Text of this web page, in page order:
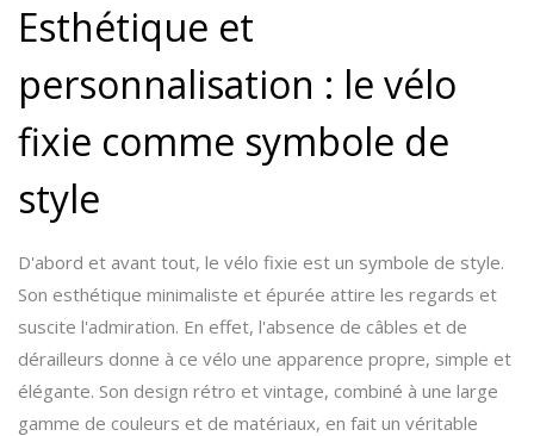
Esthétique et
personnalisation : le vélo
fixie comme symbole de
style
D'abord et avant tout, le vélo fixie est un symbole de style.
Son esthétique minimaliste et épurée attire les regards et
suscite l'admiration. En effet, l'absence de câbles et de
dérailleurs donne à ce vélo une apparence propre, simple et
élégante. Son design rétro et vintage, combiné à une large
gamme de couleurs et de matériaux, en fait un véritable